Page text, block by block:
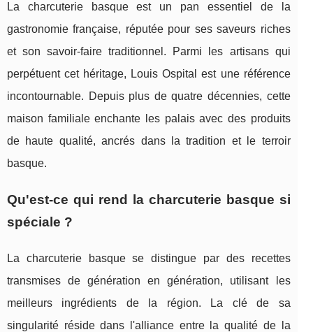
La charcuterie basque est un pan essentiel de la
gastronomie française, réputée pour ses saveurs riches
et son savoir-faire traditionnel. Parmi les artisans qui
perpétuent cet héritage, Louis Ospital est une référence
incontournable. Depuis plus de quatre décennies, cette
maison familiale enchante les palais avec des produits
de haute qualité, ancrés dans la tradition et le terroir
basque.
Qu'est-ce qui rend la charcuterie basque si
spéciale ?
La charcuterie basque se distingue par des recettes
transmises de génération en génération, utilisant les
meilleurs ingrédients de la région. La clé de sa
singularité réside dans l'alliance entre la qualité de la